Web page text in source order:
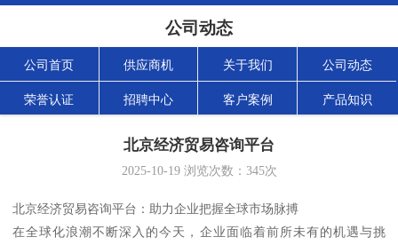
公司动态
公司首页 供应商机 关于我们 公司动态
荣誉认证 招聘中心 客户案例 产品知识
北京经济贸易咨询平台
2025-10-19浏览次数： 345次
北京经济贸易咨询平台：助力企业把握全球市场脉搏
在全球化浪潮不断深入的今天，企业面临着前所未有的机遇与挑